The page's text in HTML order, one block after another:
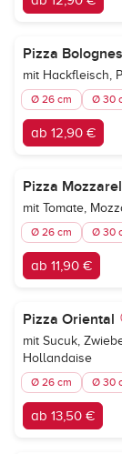
Pizza
mit Hackfleisch,
Ø 26 cm Ø 30
ab 12,90 €
Pizza
mit Tomate,
Ø 26 cm Ø 30
ab 11,90 €
Pizza Oriental
mit Sucuk,
Hollandaise
Ø 26 cm Ø 30
ab 13,50 €